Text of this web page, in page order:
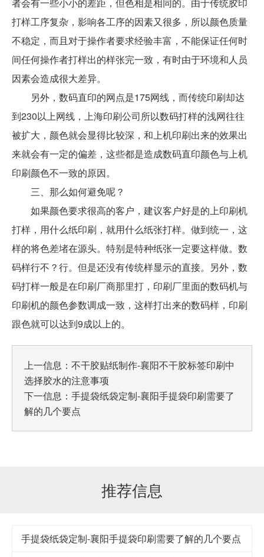
打样工序复杂，影响各工序的因素又很多，所以颜色质量
不稳定，而且对于操作者要求经验丰富，不能保证任何时
间任何操作者打样出的样张完一致，有时由于环境和人员
因素会造成很大差异。
另外，数码直印的网点是175网线，而传统印刷却达
到230以上网线，上海印刷公司所以数码打样的浅网往往
被扩大，颜色就会显得比较深，和上机印刷出来的效果出
来就会有一定的偏差，这些都是造成数码直印颜色与上机
印刷颜色不一致的原因。
三、那么如何避免呢？
如果颜色要求很高的客户，建议客户好是的上印刷机
打样，用什么纸印刷，就用什么纸张打样。做到统一，这
样的将色差堵在源头。特别是特种纸张一定要这样做。数
码样行不？行。但是还没有传统样显示的直接。另外，数
码打样一般是在印刷厂商那里打，印刷厂里面的数码机与
印刷机的颜色参数调成一致，这样打出来的数码样，印刷
跟色就可以达到9成以上的。
上一信息： 不干胶贴纸制作-襄阳不干胶标签印刷中
选择胶水的注意事项
下一信息： 手提袋纸袋定制-襄阳手提袋印刷需要了
解的几个要点
推荐信息
手提袋纸袋定制-襄阳手提袋印刷需要了解的几个要点